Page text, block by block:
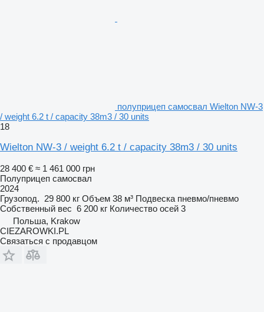
полуприцеп самосвал Wielton NW-3
/ weight 6.2 t / capacity 38m3 / 30 units
18
Wielton NW-3 / weight 6.2 t / capacity 38m3 / 30 units
28 400 € ≈ 1 461 000 грн
Полуприцеп самосвал
2024
Грузопод. 29 800 кг Объем 38 м³ Подвеска пневмо/пневмо
Собственный вес 6 200 кг Количество осей 3
Польша, Krakow
CIEZAROWKI.PL
Связаться с продавцом